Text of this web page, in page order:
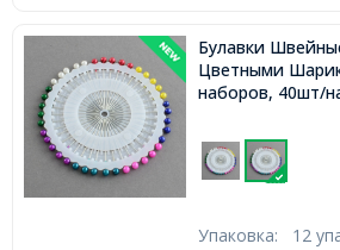
Булавки
Цветными
наборов, 40шт/
Упаковка: 12